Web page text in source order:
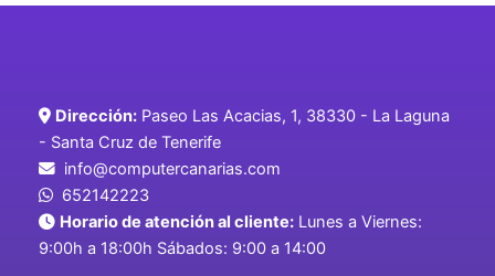
Dirección: Paseo Las Acacias, 1, 38330 - La Laguna
- Santa Cruz de Tenerife
info@computercanarias.com
652142223
Horario de atención al cliente: Lunes a Viernes:
9:00h a 18:00h Sábados: 9:00 a 14:00